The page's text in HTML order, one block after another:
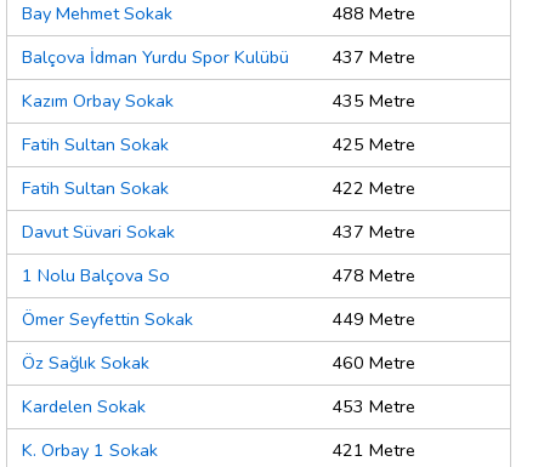
Bay Mehmet Sokak
488 Metre
Balçova İdman Yurdu Spor Kulübü
437 Metre
Kazım Orbay Sokak
435 Metre
Fatih Sultan Sokak
425 Metre
Fatih Sultan Sokak
422 Metre
Davut Süvari Sokak
437 Metre
1 Nolu Balçova So
478 Metre
Ömer Seyfettin Sokak
449 Metre
Öz Sağlık Sokak
460 Metre
Kardelen Sokak
453 Metre
K. Orbay 1 Sokak
421 Metre